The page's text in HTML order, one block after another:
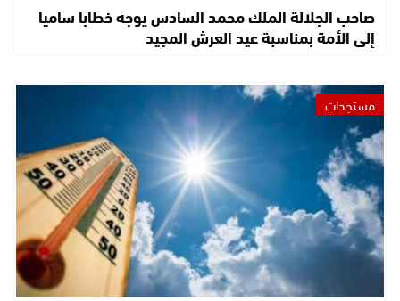
صاحب الجلالة الملك محمد السادس يوجه خطابا ساميا
إلى الأمة بمناسبة عيد العرش المجيد
مستجدات